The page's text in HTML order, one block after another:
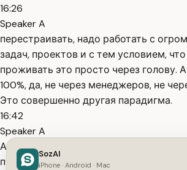
16:26
Speaker A
перестраивать, надо работать с
задач, проектов и с тем условием,
проживать это просто через голову.
100%, да, не через менеджеров, не
Это совершенно другая парадигма.
16:42
Speaker A
А винет, получается, что как будто бы
пирамиду переворачиваем с головы на
SozAI
iPhone · Android · Mac